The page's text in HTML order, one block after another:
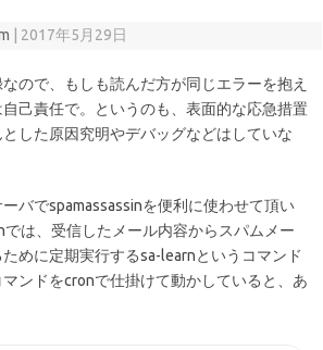
2017年5月29日
ので、もしも読んだ方が同じエラーを抱え
己責任で。というのも、表面的な応急措置
した原因究明やデバッグなどはしていな
バでspamassassinを便利に使わせて頂い
では、受信したメール内容からスパムメー
めに定期実行するsa-learnというコマンド
ンドをcronで仕掛けて動かしていると、あ